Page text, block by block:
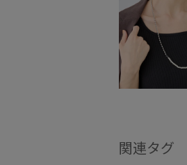
関連タグ